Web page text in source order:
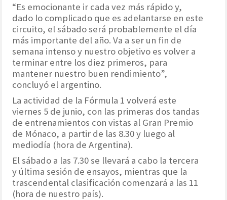
“Es emocionante ir cada vez más rápido y,
dado lo complicado que es adelantarse en este
circuito, el sábado será probablemente el día
más importante del año. Va a ser un fin de
semana intenso y nuestro objetivo es volver a
terminar entre los diez primeros, para
mantener nuestro buen rendimiento”,
concluyó el argentino.
La actividad de la Fórmula 1 volverá este
viernes 5 de junio, con las primeras dos tandas
de entrenamientos con vistas al Gran Premio
de Mónaco, a partir de las 8.30 y luego al
mediodía (hora de Argentina).
El sábado a las 7.30 se llevará a cabo la tercera
y última sesión de ensayos, mientras que la
trascendental clasificación comenzará a las 11
(hora de nuestro país).